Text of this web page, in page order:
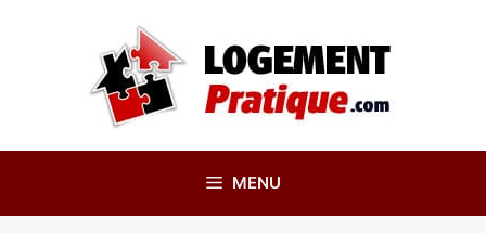
MENU